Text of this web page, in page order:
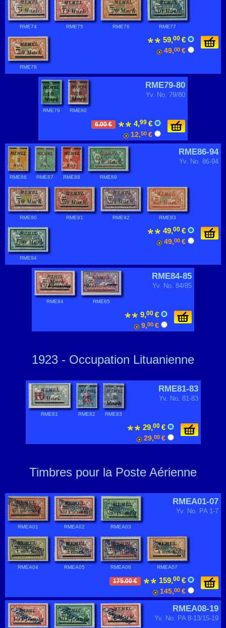
RME74 RME75 RME76 RME77
RME78
59,00 €
49,00 €
RME79-80
Yv. No. 79/80
RME79 RME80
6.00 € 4,99 €
12,50 €
RME86-94
Yv. No. 86-94
RME86 RME87 RME88 RME89
RME90 RME91 RME92 RME93
RME94
49,00 €
49,00 €
RME84-85
Yv. No. 84/85
RME84 RME85
9,00 €
9,00 €
1923 - Occupation Lituanienne
RME81-83
Yv. No. 81-83
RME81 RME82 RME83
29,00 €
29,00 €
Timbres pour la Poste Aérienne
RMEA01-07
Yv. No. PA 1-7
RMEA01 RMEA02 RMEA03
RMEA04 RMEA05 RMEA06 RMEA07
175.00 € 159,00 €
145,00 €
RMEA08-19
Yv. No. PA 8-13/15-19